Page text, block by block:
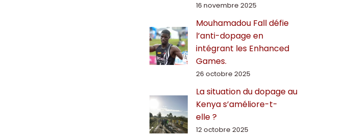
16 novembre 2025
Mouhamadou Fall défie
l’anti-dopage en
intégrant les Enhanced
Games.
26 octobre 2025
La situation du dopage au
Kenya s’améliore-t-
elle ?
12 octobre 2025